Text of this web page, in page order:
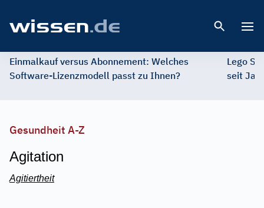
Einmalkauf versus Abonnement: Welches
Software-Lizenzmodell passt zu Ihnen?
Lego
seit
Gesundheit A-Z
Agitation
Agitiertheit